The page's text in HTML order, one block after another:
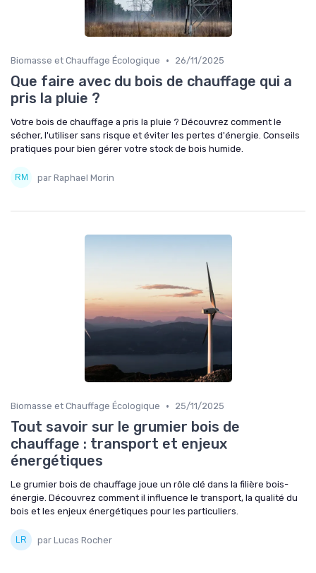
Biomasse et Chauffage Écologique • 26/11/2025
Que faire avec du bois de chauffage qui a
pris la pluie ?
Votre bois de chauffage a pris la pluie ? Découvrez comment le
sécher, l'utiliser sans risque et éviter les pertes d'énergie. Conseils
pratiques pour bien gérer votre stock de bois humide.
par Raphael Morin
Biomasse et Chauffage Écologique • 25/11/2025
Tout savoir sur le grumier bois de
chauffage : transport et enjeux
énergétiques
Le grumier bois de chauffage joue un rôle clé dans la filière bois-
énergie. Découvrez comment il influence le transport, la qualité du
bois et les enjeux énergétiques pour les particuliers.
par Lucas Rocher